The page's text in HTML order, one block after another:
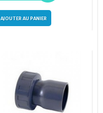
AJOUTER AU PANIER